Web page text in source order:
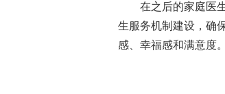
在之后的家庭医
生服务机制建设，确
感、幸福感和满意度